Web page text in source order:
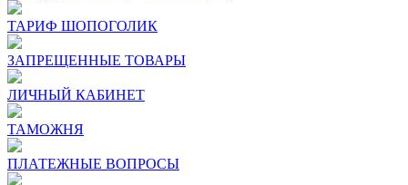
ТАРИФ ШОПОГОЛИК
ЗАПРЕЩЕННЫЕ ТОВАРЫ
ЛИЧНЫЙ КАБИНЕТ
ТАМОЖНЯ
ПЛАТЕЖНЫЕ ВОПРОСЫ